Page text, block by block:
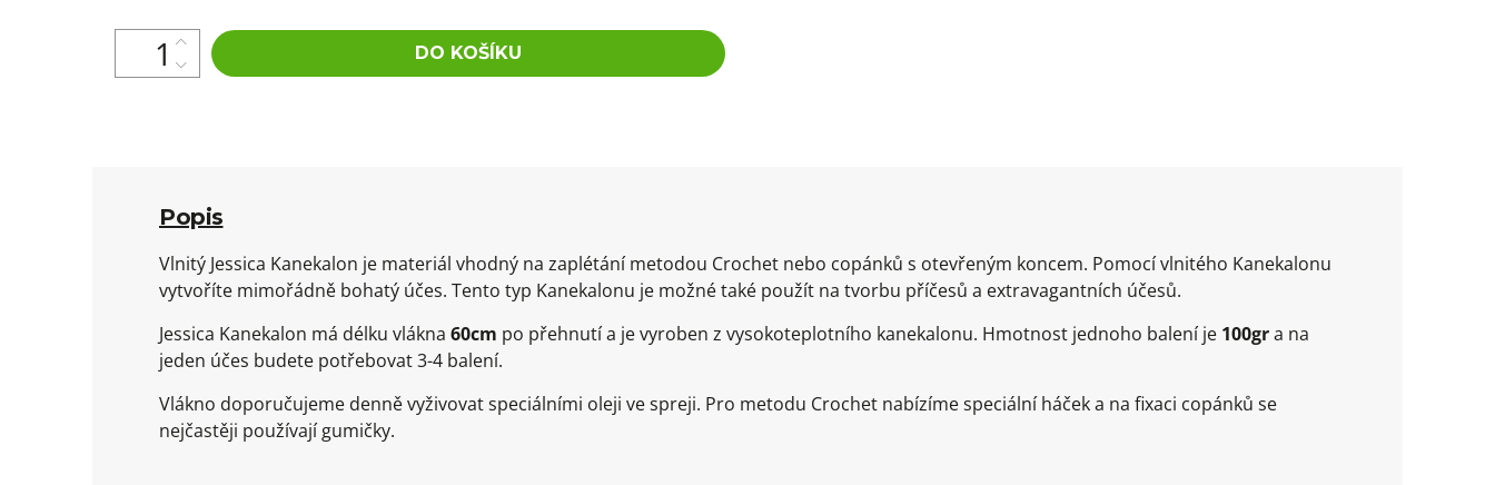
DO KOŠÍKU
Popis
Vlnitý Jessica Kanekalon je materiál vhodný na zaplétání metodou Crochet nebo copánků s otevřeným koncem. Pomocí vlnitého Kanekalonu
vytvoříte mimořádně bohatý účes. Tento typ Kanekalonu je možné také použít na tvorbu příčesů a extravagantních účesů.
Jessica Kanekalon má délku vlákna 60cm po přehnutí a je vyroben z vysokoteplotního kanekalonu. Hmotnost jednoho balení je 100gra na
jeden účes budete potřebovat 3-4 balení.
Vlákno doporučujeme denně vyživovat speciálními oleji ve spreji. Pro metodu Crochet nabízíme speciální háček a na fixaci copánků se
nejčastěji používají gumičky.